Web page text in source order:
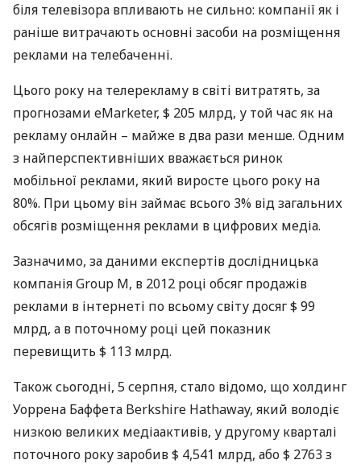
біля телевізора впливають не сильно: компанії як і
раніше витрачають основні засоби на розміщення
реклами на телебаченні.
Цього року на телерекламу в світі витратять, за
прогнозами eMarketer, $ 205 млрд, у той час як на
рекламу онлайн – майже в два рази менше. Одним
з найперспективніших вважається ринок
мобільної реклами, який виросте цього року на
80%. При цьому він займає всього 3% від загальних
обсягів розміщення реклами в цифрових медіа.
Зазначимо, за даними експертів дослідницька
компанія Group M, в 2012 році обсяг продажів
реклами в інтернеті по всьому світу досяг $ 99
млрд, а в поточному році цей показник
перевищить $ 113 млрд.
Також сьогодні, 5 серпня, стало відомо, що холдинг
Уоррена Баффета Berkshire Hathaway, який володіє
низкою великих медіаактивів, у другому кварталі
поточного року заробив $ 4,541 млрд, або $ 2763 з